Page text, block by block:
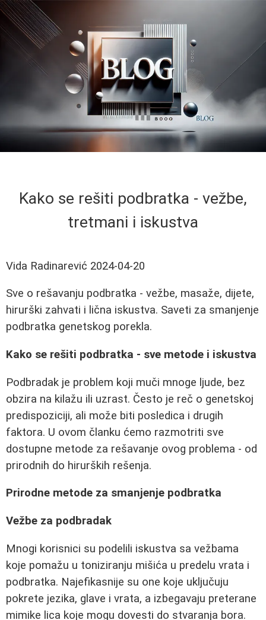
Kako se rešiti podbratka - vežbe,
tretmani i iskustva
Vida Radinarević 2024-04-20
Sve o rešavanju podbratka - vežbe, masaže, dijete,
hirurški zahvati i lična iskustva. Saveti za smanjenje
podbratka genetskog porekla.
Kako se rešiti podbratka - sve metode i iskustva
Podbradak je problem koji muči mnoge ljude, bez
obzira na kilažu ili uzrast. Često je reč o genetskoj
predispoziciji, ali može biti posledica i drugih
faktora. U ovom članku ćemo razmotriti sve
dostupne metode za rešavanje ovog problema - od
prirodnih do hirurških rešenja.
Prirodne metode za smanjenje podbratka
Vežbe za podbradak
Mnogi korisnici su podelili iskustva sa vežbama
koje pomažu u toniziranju mišića u predelu vrata i
podbratka. Najefikasnije su one koje uključuju
pokrete jezika, glave i vrata, a izbegavaju preterane
mimike lica koje mogu dovesti do stvaranja bora.